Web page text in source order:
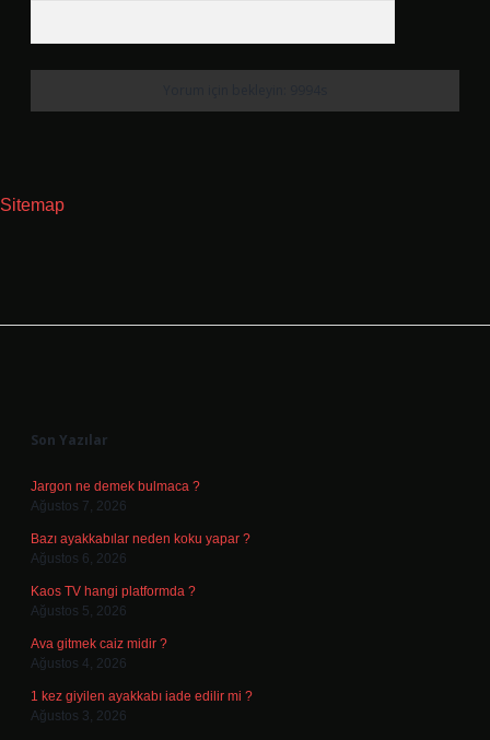
Sitemap
Son Yazılar
Jargon ne demek bulmaca ?
Ağustos 7, 2026
Bazı ayakkabılar neden koku yapar ?
Ağustos 6, 2026
Kaos TV hangi platformda ?
Ağustos 5, 2026
Ava gitmek caiz midir ?
Ağustos 4, 2026
1 kez giyilen ayakkabı iade edilir mi ?
Ağustos 3, 2026